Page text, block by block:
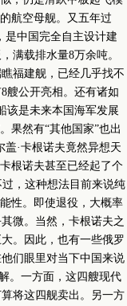
航空母舰。又五年过
是中国完全自主设计建
满载排水量8万余吨。
福建舰，已经几乎找不
艘公开亮相。还有诸如
该是未来本国海军发展
果然有“其他国家”也出
盖·卡根诺夫竟然异想天
根诺夫甚至已经起了个
，这种想法目前来说纯
性。即使退役，大概率
微。当然，卡根诺夫之
。因此，也有一些俄罗
们眼里对当下中国来说
。一方面，这四艘现代
将这四舰卖出。另一方